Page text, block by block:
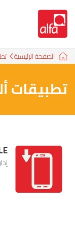
الصفحة الرئيسية
تطبيقات